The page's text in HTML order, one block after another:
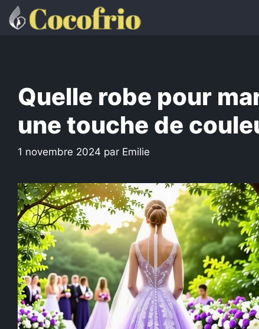
Aller
au
Quelle robe pour
une touche de
1 novembre 2024 par Emilie